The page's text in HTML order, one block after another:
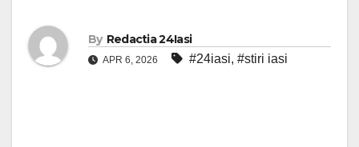
By Redactia 24Iasi
APR 6, 2026 #24iasi, #stiri iasi